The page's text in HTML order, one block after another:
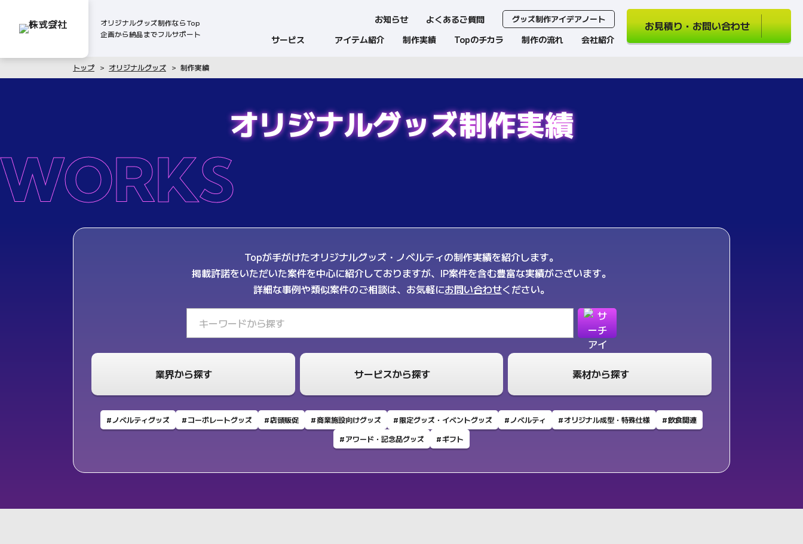
オリジナルグッズ制作ならTop
企画から納品までフルサポート
お知らせ よくあるご質問 グッズ制作アイデアノート
サービス アイテム紹介 制作実績 Topのチカラ 制作の流れ 会社紹介
お見積り・お問い合わせ
トップ オリジナルグッズ 制作実績
オリジナルグッズ制作実績
WORKS
Topが手がけたオリジナルグッズ・ノベルティの制作実績を紹介します。
掲載許諾をいただいた案件を中心に紹介しておりますが、IP案件を含む豊富な実績がございます。
詳細な事例や類似案件のご相談は、お気軽にお問い合わせください。
業界から探す サービスから探す 素材から探す
ノベルティグッズ コーポレートグッズ 店頭販促 商業施設向けグッズ 限定グッズ・イベントグッズ ノベルティ オリジナル成型・特殊仕様
飲食関連
アワード・記念品グッズ
ギフト